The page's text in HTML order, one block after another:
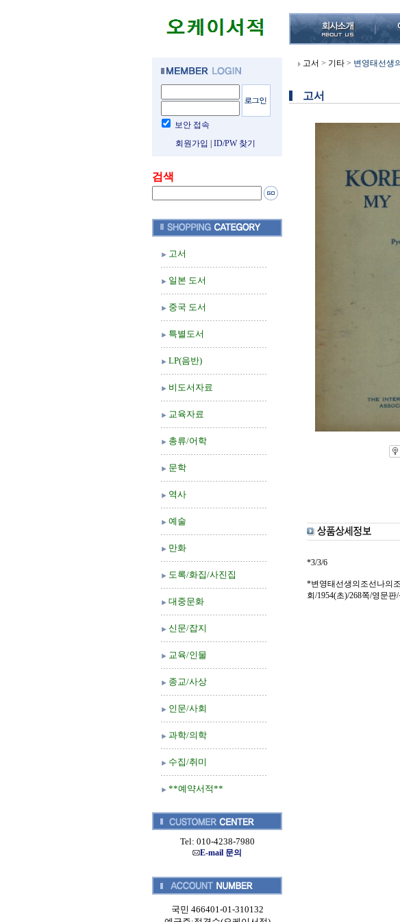
보안 접속
회원가입
ID/PW 찾기
검색
고서
일본 도서
중국 도서
특별도서
LP(음반)
비도서자료
교육자료
총류/어학
문학
역사
예술
만화
도록/화집/사진집
대중문화
신문/잡지
교육/인물
종교/사상
인문/사회
과학/의학
수집/취미
**예약서적**
Tel: 010-4238-7980
E-mail 문의
국민 466401-01-310132
고서 > 기타 > 변영태선생
고서
*3/3/6
*변영태선생의조선나의
회/1954(초)/268쪽/영문판